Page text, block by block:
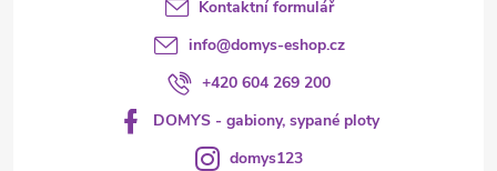
Kontaktní formulář
info@domys-eshop.cz
+420 604 269 200
DOMYS - gabiony, sypané ploty
domys123